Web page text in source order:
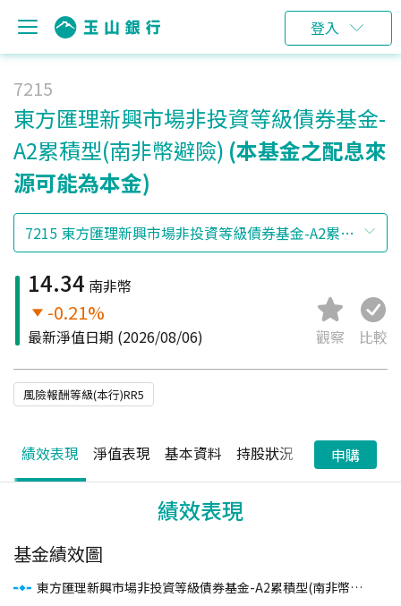
登入
7215
東方匯理新興市場非投資等級債券基金-
A2累積型(南非幣避險) (本基金之配息來
源可能為本金)
14.34 南非幣
-0.21%
最新淨值日期 (2026/08/06) 觀察 比較
風險報酬等級(本行)RR5
績效表現 淨值表現 基本資料 持股狀況 配息狀況
申購
績效表現
基金績效圖
東方匯理新興市場非投資等級債券基金-A2累積型(南非幣避險)